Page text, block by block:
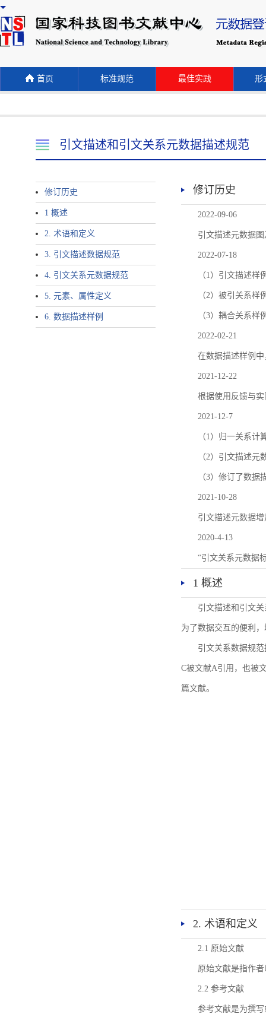
首页 标准规范 最佳实践 形
引文描述和引文关系元数据描述规范
修订历史
1 概述
2. 术语和定义
3. 引文描述数据规范
4. 引文关系元数据规范
5. 元素、属性定义
6. 数据描述样例
修订历史
2022-09-06
引文描述元数据
2022-07-18
（1）引文描述样
（2）被引关系
（3）耦合关系
2022-02-21
在数据描述样例
2021-12-22
根据使用反馈与
2021-12-7
（1）归一关系
（2）引文描述元
（3）修订了数据
2021-10-28
引文描述元数据增
2020-4-13
“引文关系元数据
1 概述
引文描述和引文
为了数据交互的便利
引文关系数据规
C被文献A引用，也被
篇文献。
2. 术语和定义
2.1 原始文献
原始文献是指作
2.2 参考文献
参考文献是为撰